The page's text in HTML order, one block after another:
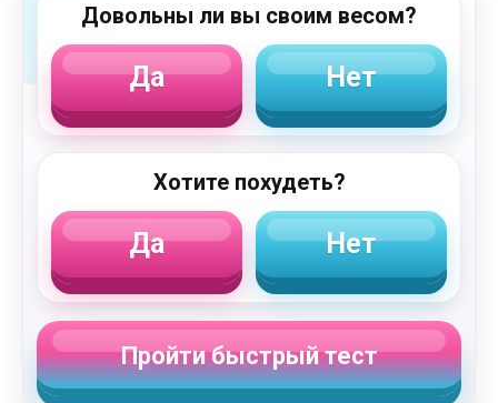
Довольны ли вы своим весом?
Да Нет
Хотите похудеть?
Да Нет
Пройти быстрый тест